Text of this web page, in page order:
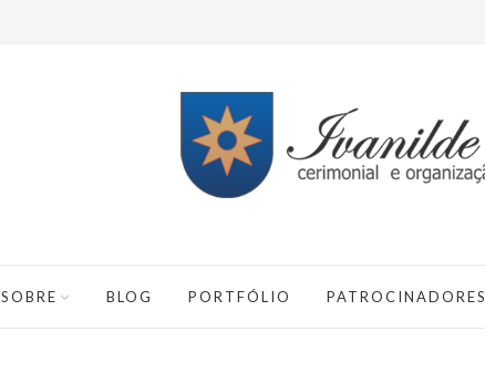
SOBRE BLOG PORTFÓLIO PATROCINADORES